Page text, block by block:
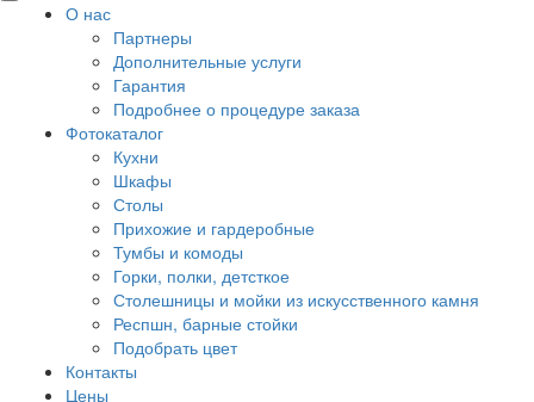
О нас
Партнеры
Дополнительные услуги
Гарантия
Подробнее о процедуре заказа
Фотокаталог
Кухни
Шкафы
Столы
Прихожие и гардеробные
Тумбы и комоды
Горки, полки, детсткое
Столешницы и мойки из искусственного камня
Респшн, барные стойки
Подобрать цвет
Контакты
Цены